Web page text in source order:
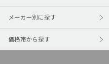
メーカー別に探す
価格帯から探す